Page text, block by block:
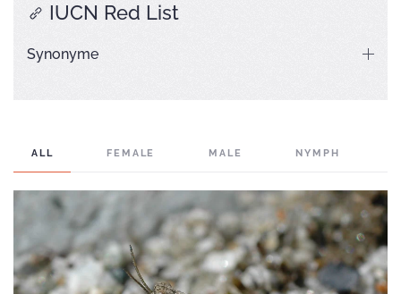
IUCN Red List
Synonyme
ALL FEMALE MALE NYMPH